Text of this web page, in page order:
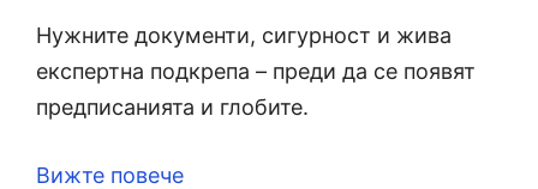
Нужните документи, сигурност и жива
експертна подкрепа – преди да се появят
предписанията и глобите.
Вижте повече